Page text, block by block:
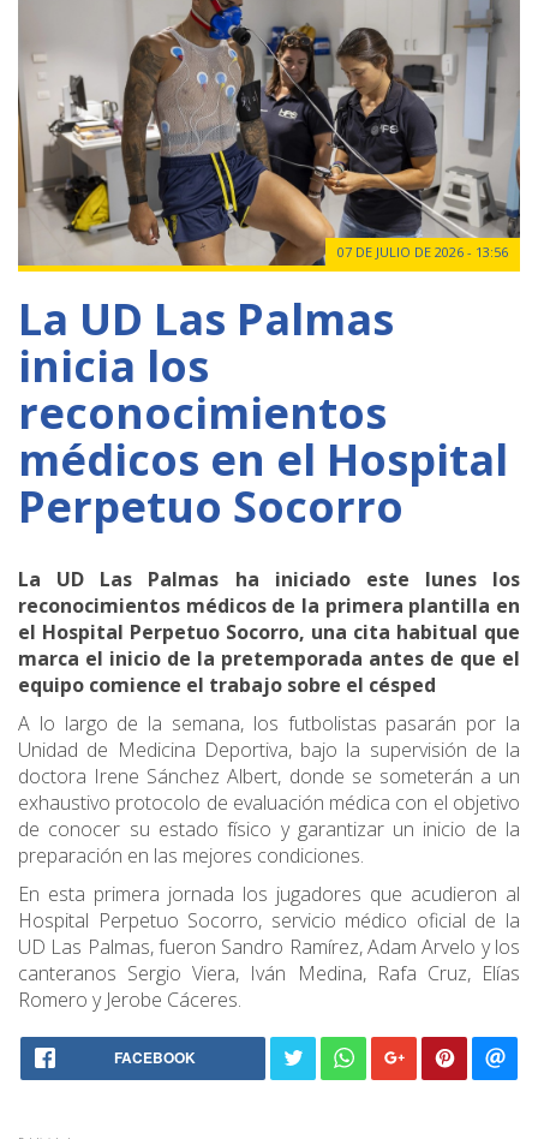
07 DE JULIO DE 2026 - 13:56
La UD Las Palmas
inicia los
reconocimientos
médicos en el Hospital
Perpetuo Socorro
La UD Las Palmas ha iniciado este lunes los
reconocimientos médicos de la primera plantilla en
el Hospital Perpetuo Socorro, una cita habitual que
marca el inicio de la pretemporada antes de que el
equipo comience el trabajo sobre el césped
A lo largo de la semana, los futbolistas pasarán por la
Unidad de Medicina Deportiva, bajo la supervisión de la
doctora Irene Sánchez Albert, donde se someterán a un
exhaustivo protocolo de evaluación médica con el objetivo
de conocer su estado físico y garantizar un inicio de la
preparación en las mejores condiciones.
En esta primera jornada los jugadores que acudieron al
Hospital Perpetuo Socorro, servicio médico oficial de la
UD Las Palmas, fueron Sandro Ramírez, Adam Arvelo y los
canteranos Sergio Viera, Iván Medina, Rafa Cruz, Elías
Romero y Jerobe Cáceres.
FACEBOOK